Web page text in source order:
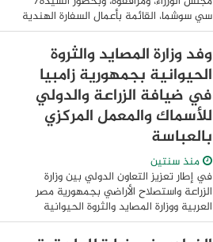
سي سوشما، القائمة بأعمال السفارة الهندية
في القاهرة، مصنع شركة "فليكس بي آي تي
مصر" لتصنيع راتنج البولي استرPET، وذلك
خلال ...
وفد وزارة المصايد والثروة
الحيوانية بجمهورية زامبيا
في ضيافة الزراعة والدولي
للأسماك والمعمل المركزي
بالعباسة
منذ سنتين
في إطار تعزيز التعاون الدولي بين وزارة
الزراعة واستصلاح الأراضي بجمهورية مصر
العربية ووزارة المصايد والثروة الحيوانية
بجمهورية زامبيا لتعزيز التعاون المشترك بين
الدولتين وبرعاية معالى وزير ...